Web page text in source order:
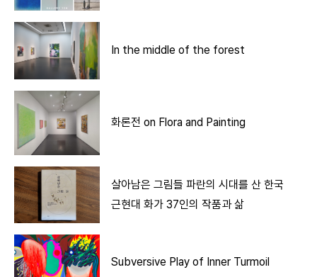
In the middle of the forest
화론전 on Flora and Painting
살아남은 그림들 파란의 시대를 산 한국
근현대 화가 37인의 작품과 삶
Subversive Play of Inner Turmoil